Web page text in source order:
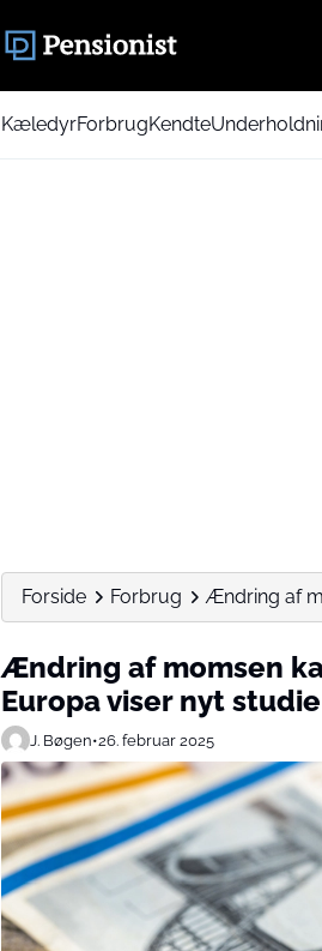
KæledyrForbrugKendte
Forside Forbrug Ændring af
Ændring af momsen
Europa viser nyt studie
J. Bøgen•26. februar 2025